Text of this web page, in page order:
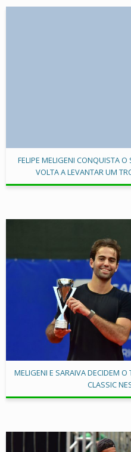
FELIPE MELIGENI CONQUISTA
VOLTA A LEVANTAR UM
MELIGENI E SARAIVA DECIDEM
CLASSIC